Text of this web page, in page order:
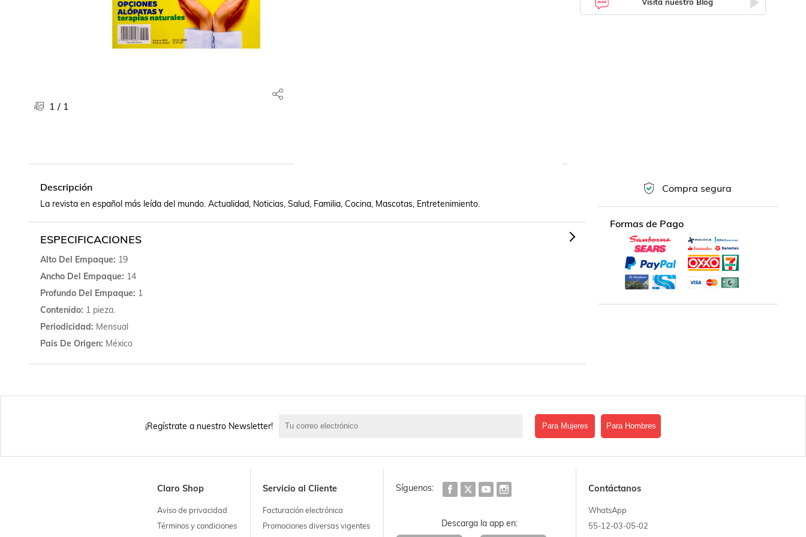
Películas, series de tv y música
1 / 1
Visita nuestro Blog
Descripción
La revista en español más leída del mundo. Actualidad, Noticias, Salud, Familia, Cocina, Mascotas, Entretenimiento.
ESPECIFICACIONES
Alto Del Empaque 19
Ancho Del Empaque 14
Profundo Del Empaque 1
Contenido 1 pieza.
Periodicidad Mensual
Pais De Origen México
Compra segura
Formas de Pago
¡Regístrate a nuestro Newsletter! Para Mujeres Para Hombres
Claro Shop
Aviso de privacidad
Términos y condiciones
Servicio al Cliente
Facturación electrónica
Promociones diversas vigentes
Síguenos:
Descarga la app en:
Contáctanos
WhatsApp
55-12-03-05-02